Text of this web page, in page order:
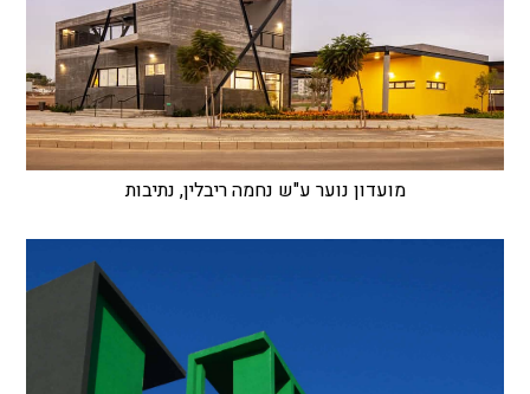
מועדון נוער ע"ש נחמה ריבלין, נתיבות